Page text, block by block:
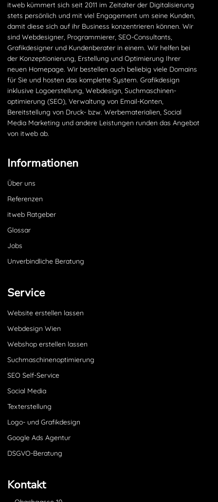
itweb kümmert sich seit 2011 im Zeitalter der Digitalisierung
stets persönlich und mit viel Engagement um seine Kunden,
damit diese sich auf ihr Business konzentrieren können. Wir
sind Webdesigner, Programmierer, SEO-Consultants,
Grafikdesigner und Kundenberater in einem. Wir helfen bei
der Konzeptionierung, Erstellung und Optimierung Ihrer
neuen Homepage. Wir bestellen auch beliebig viele Domains
für Sie und hosten das komplette System. Grafikdesign
inklusive Logoerstellung, Webdesign, Suchmaschinen­
optimierung (SEO), Verwaltung von Email-Konten,
Bereitstellung von Druck- bzw. Werbematerialien, Social
Media Marketing und andere Leistungen runden das Angebot
von itweb ab.
Informationen
Über uns
Referenzen
itweb Ratgeber
Glossar
Jobs
Unverbindliche Beratung
Service
Website erstellen lassen
Webdesign Wien
Webshop erstellen lassen
Suchmaschinenoptimierung
SEO Self-Service
Social Media
Texterstellung
Logo- und Grafikdesign
Google Ads Agentur
DSGVO-Beratung
Kontakt